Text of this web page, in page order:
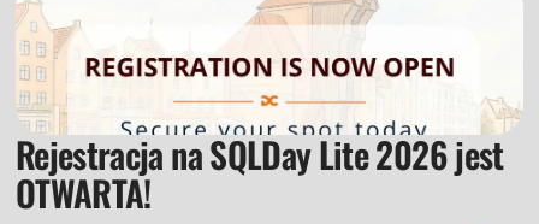
Rejestracja na SQLDay Lite 2026 jest
OTWARTA!